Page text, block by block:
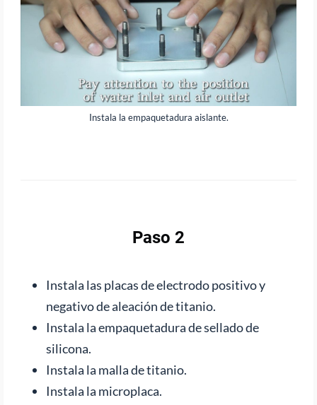
Instala la empaquetadura aislante.
Paso 2
Instala las placas de electrodo positivo y
negativo de aleación de titanio.
Instala la empaquetadura de sellado de
silicona.
Instala la malla de titanio.
Instala la microplaca.